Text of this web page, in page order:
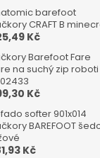
barefoot
CRAFT B
Kč
Barefoot Fare
na suchý zip roboti
Kč
softer 901x014
BAREFOOT
Kč